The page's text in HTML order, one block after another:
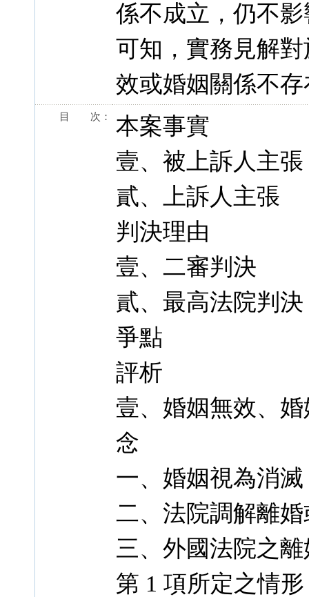
係不成立，仍不
可知，實務見解
效或婚姻關係不
目 次：
本案事實
壹、被上訴人主張
貳、上訴人主張
判決理由
壹、二審判決
貳、最高法院判決
爭點
評析
壹、婚姻無效、
念
一、婚姻視為消滅
二、法院調解離
三、外國法院之
第 1 項所定之情形